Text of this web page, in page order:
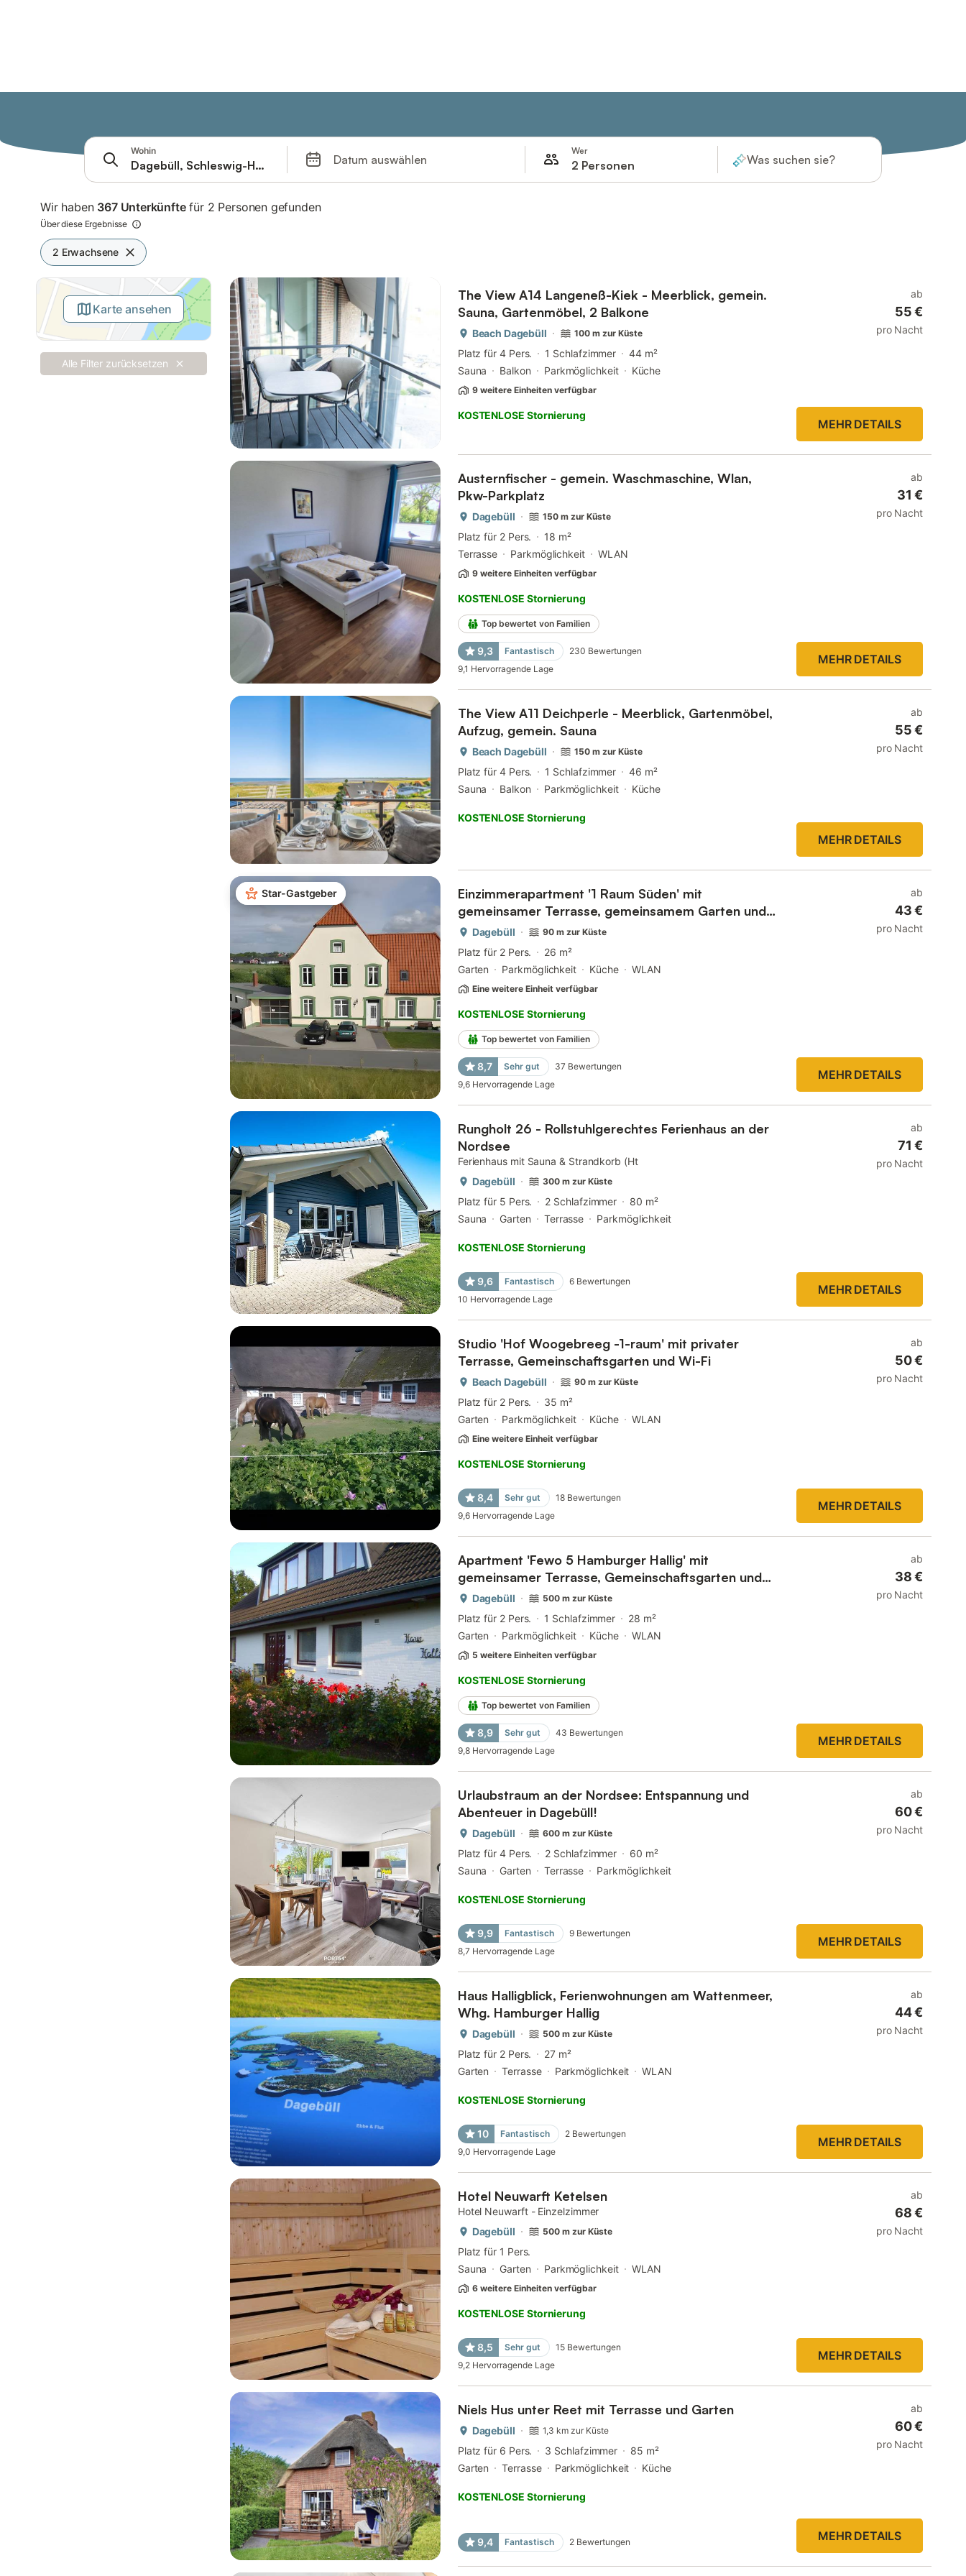
Filter
Wohin
Datum auswählen
Wer
2 Personen Was suchen sie?
Wir haben 367 Unterkünftefür 2 Personen gefunden
Über diese Ergebnisse
2 Erwachsene
Karte ansehen
Alle Filter zurücksetzen
The View A14 Langeneß-Kiek - Meerblick, gemein.
Sauna, Gartenmöbel, 2 Balkone
Beach Dagebüll 100 m zur Küste
Platz für 4 Pers. 1 Schlafzimmer
44 m²
Sauna
Balkon Parkmöglichkeit Küche
9 weitere Einheiten verfügbar
KOSTENLOSE Stornierung
ab
55 €
pro Nacht
MEHR DETAILS
Austernfischer - gemein. Waschmaschine, Wlan,
Pkw-Parkplatz
Dagebüll 150 m zur Küste
Platz für 2 Pers.
18 m²
Terrasse
Parkmöglichkeit WLAN
9 weitere Einheiten verfügbar
KOSTENLOSE Stornierung
Top bewertet von Familien
9,3 Fantastisch 230 Bewertungen
9,1 Hervorragende Lage
ab
31 €
pro Nacht
MEHR DETAILS
The View A11 Deichperle - Meerblick, Gartenmöbel,
Aufzug, gemein. Sauna
Beach Dagebüll 150 m zur Küste
Platz für 4 Pers. 1 Schlafzimmer
46 m²
Sauna
Balkon Parkmöglichkeit Küche
KOSTENLOSE Stornierung
ab
55 €
pro Nacht
MEHR DETAILS
Star-Gastgeber
Einzimmerapartment '1 Raum Süden' mit
gemeinsamer Terrasse, gemeinsamem Garten und
Wi-Fi
Dagebüll 90 m zur Küste
Platz für 2 Pers.
26 m²
Garten
Parkmöglichkeit Küche WLAN
Eine weitere Einheit verfügbar
KOSTENLOSE Stornierung
Top bewertet von Familien
8,7 Sehr gut 37 Bewertungen
9,6 Hervorragende Lage
ab
43 €
pro Nacht
MEHR DETAILS
Rungholt 26 - Rollstuhlgerechtes Ferienhaus an der
Nordsee
Ferienhaus mit Sauna & Strandkorb (Ht
Dagebüll
300 m zur Küste
Platz für 5 Pers. 2 Schlafzimmer
80 m²
Sauna
Garten Terrasse Parkmöglichkeit
KOSTENLOSE Stornierung
9,6 Fantastisch 6 Bewertungen
10 Hervorragende Lage
ab
71 €
pro Nacht
MEHR DETAILS
Studio 'Hof Woogebreeg -1-raum' mit privater
Terrasse, Gemeinschaftsgarten und Wi-Fi
Beach Dagebüll 90 m zur Küste
Platz für 2 Pers.
35 m²
Garten
Parkmöglichkeit Küche WLAN
Eine weitere Einheit verfügbar
KOSTENLOSE Stornierung
8,4 Sehr gut 18 Bewertungen
9,6 Hervorragende Lage
ab
50 €
pro Nacht
MEHR DETAILS
Apartment 'Fewo 5 Hamburger Hallig' mit
gemeinsamer Terrasse, Gemeinschaftsgarten und
WlanDagebüll 500 m zur Küste
Platz für 2 Pers. 1 Schlafzimmer
28 m²
Garten
Parkmöglichkeit Küche WLAN
5 weitere Einheiten verfügbar
KOSTENLOSE Stornierung
Top bewertet von Familien
8,9 Sehr gut 43 Bewertungen
9,8 Hervorragende Lage
ab
38 €
pro Nacht
MEHR DETAILS
Urlaubstraum an der Nordsee: Entspannung und
Abenteuer in Dagebüll!
Dagebüll 600 m zur Küste
Platz für 4 Pers. 2 Schlafzimmer
60 m²
Sauna
Garten Terrasse Parkmöglichkeit
KOSTENLOSE Stornierung
9,9 Fantastisch 9 Bewertungen
8,7 Hervorragende Lage
ab
60 €
pro Nacht
MEHR DETAILS
Haus Halligblick, Ferienwohnungen am Wattenmeer,
Whg. Hamburger Hallig
Dagebüll 500 m zur Küste
Platz für 2 Pers.
27 m²
Garten
Terrasse Parkmöglichkeit WLAN
KOSTENLOSE Stornierung
10 Fantastisch 2 Bewertungen
9,0 Hervorragende Lage
ab
44 €
pro Nacht
MEHR DETAILS
Hotel Neuwarft Ketelsen
Hotel Neuwarft - Einzelzimmer
Dagebüll
500 m zur Küste
Platz für 1 Pers.
Sauna
Garten Parkmöglichkeit WLAN
6 weitere Einheiten verfügbar
KOSTENLOSE Stornierung
8,5 Sehr gut 15 Bewertungen
9,2 Hervorragende Lage
ab
68 €
pro Nacht
MEHR DETAILS
Niels Hus unter Reet mit Terrasse und Garten
Dagebüll 1,3 km zur Küste
Platz für 6 Pers. 3 Schlafzimmer
85 m²
Garten
Terrasse Parkmöglichkeit Küche
KOSTENLOSE Stornierung
9,4 Fantastisch 2 Bewertungen
ab
60 €
pro Nacht
MEHR DETAILS